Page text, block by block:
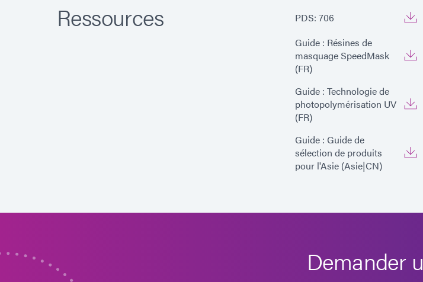
Ressources
PDS: 706
Guide : Résines de
masquage SpeedMask
(FR)
Guide : Technologie de
photopolymérisation UV
(FR)
Guide : Guide de
sélection de produits
pour l'Asie (Asie|CN)
Demander